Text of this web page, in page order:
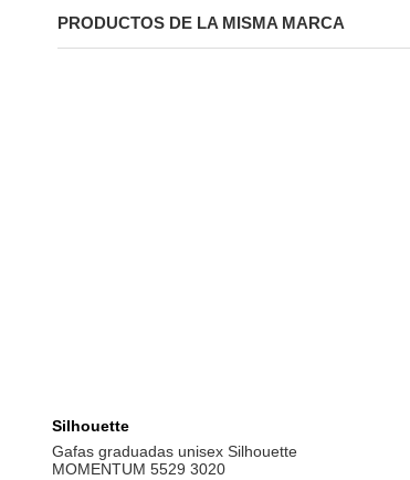
PRODUCTOS DE LA MISMA MARCA
Silhouette
Gafas graduadas unisex Silhouette
MOMENTUM 5529 3020